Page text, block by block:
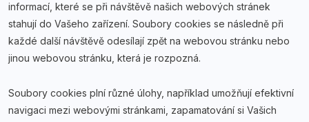
informací, které se při návštěvě našich webových stránek
stahují do Vašeho zařízení. Soubory cookies se následně při
každé další návštěvě odesílají zpět na webovou stránku nebo
jinou webovou stránku, která je rozpozná.
Soubory cookies plní různé úlohy, například umožňují efektivní
navigaci mezi webovými stránkami, zapamatování si Vašich